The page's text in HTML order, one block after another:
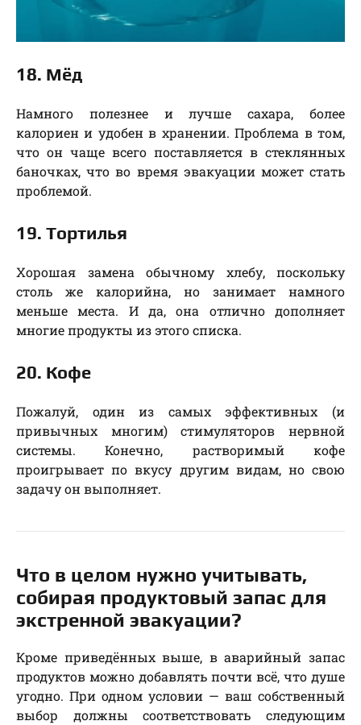
18. Мёд
Намного полезнее и лучше сахара, более
калориен и удобен в хранении. Проблема в том,
что он чаще всего поставляется в стеклянных
баночках, что во время эвакуации может стать
проблемой.
19. Тортилья
Хорошая замена обычному хлебу, поскольку
столь же калорийна, но занимает намного
меньше места. И да, она отлично дополняет
многие продукты из этого списка.
20. Кофе
Пожалуй, один из самых эффективных (и
привычных многим) стимуляторов нервной
системы. Конечно, растворимый кофе
проигрывает по вкусу другим видам, но свою
задачу он выполняет.
Что в целом нужно учитывать,
собирая продуктовый запас для
экстренной эвакуации?
Кроме приведённых выше, в аварийный запас
продуктов можно добавлять почти всё, что душе
угодно. При одном условии — ваш собственный
выбор должны соответствовать следующим